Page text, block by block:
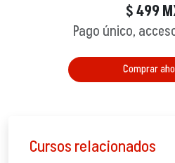
$499
Pago único,
Comprar
Cursos relacionados